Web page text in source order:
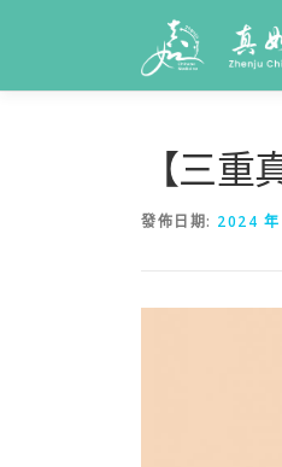
【三
發佈日期: 2024